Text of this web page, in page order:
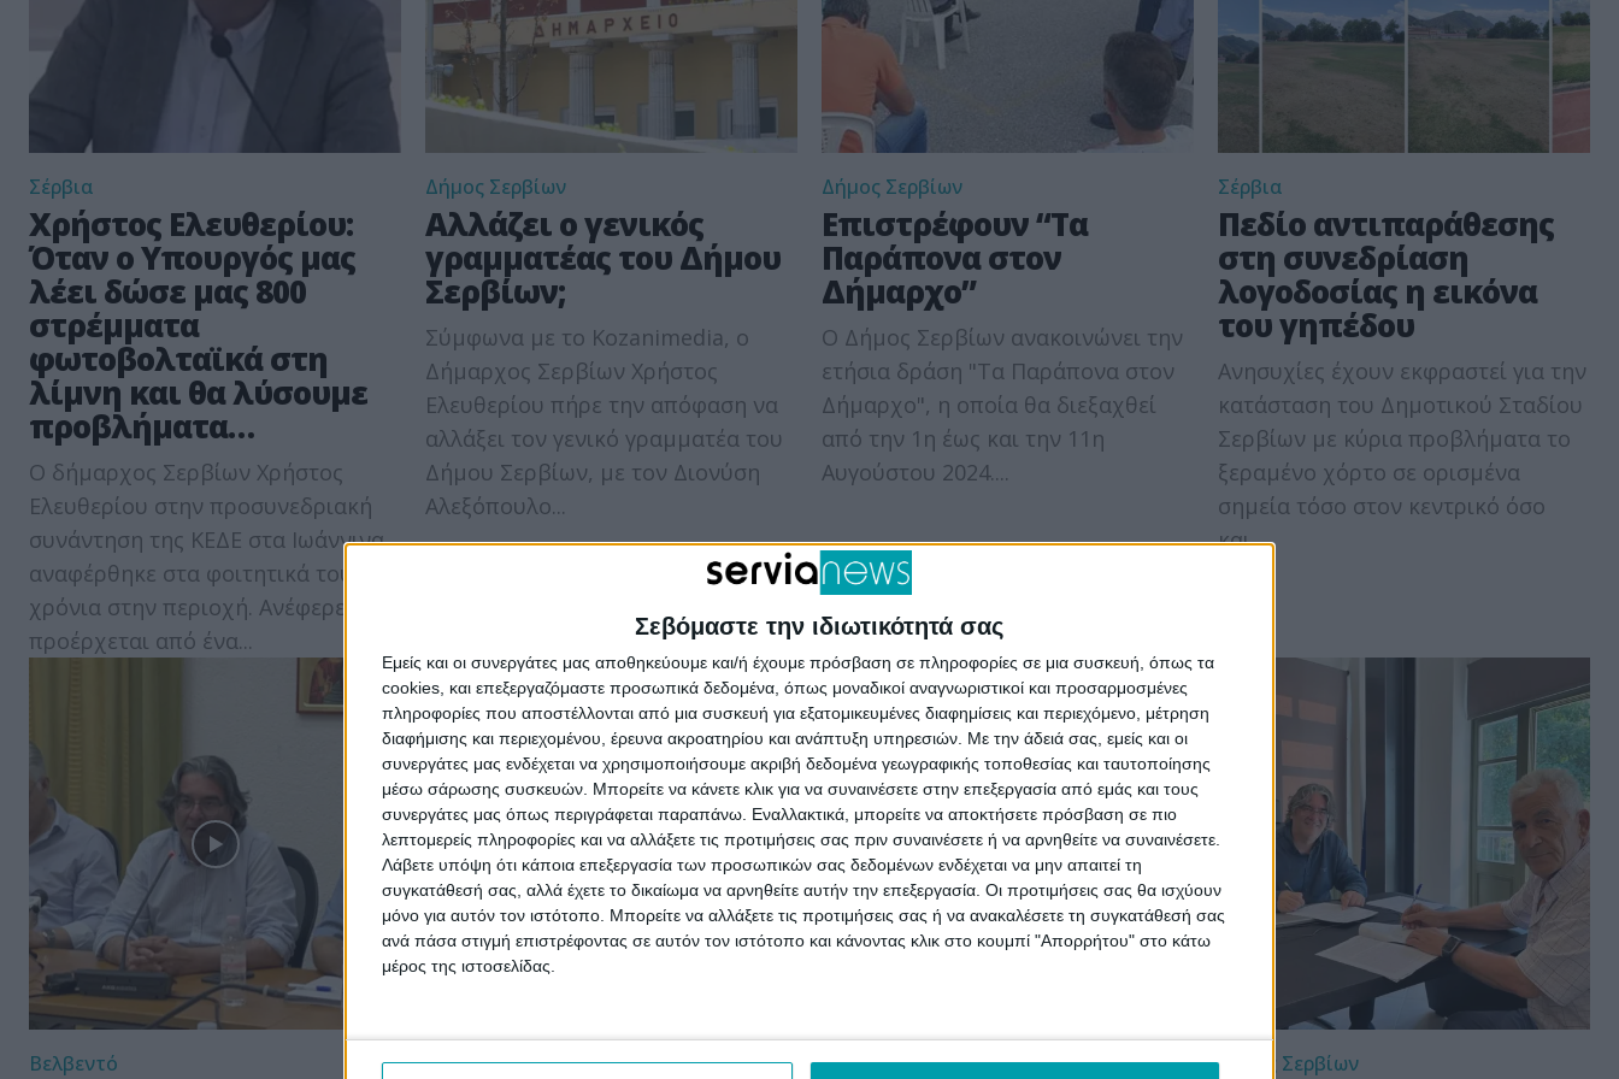
Σεβόμαστε την ιδιωτικότητά σας
Εμείς και οι συνεργάτες μας αποθηκεύουμε και/ή έχουμε πρόσβαση σε πληροφορίες σε μια συσκευή, όπως τα
cookies, και επεξεργαζόμαστε προσωπικά δεδομένα, όπως μοναδικοί αναγνωριστικοί και προσαρμοσμένες
πληροφορίες που αποστέλλονται από μια συσκευή για εξατομικευμένες διαφημίσεις και περιεχόμενο, μέτρηση
διαφήμισης και περιεχομένου, έρευνα ακροατηρίου και ανάπτυξη υπηρεσιών. Με την άδειά σας, εμείς και οι
συνεργάτες μας ενδέχεται να χρησιμοποιήσουμε ακριβή δεδομένα γεωγραφικής τοποθεσίας και ταυτοποίησης
μέσω σάρωσης συσκευών. Μπορείτε να κάνετε κλικ για να συναινέσετε στην επεξεργασία από εμάς και τους
συνεργάτες μας όπως περιγράφεται παραπάνω. Εναλλακτικά, μπορείτε να αποκτήσετε πρόσβαση σε πιο
λεπτομερείς πληροφορίες και να αλλάξετε τις προτιμήσεις σας πριν συναινέσετε ή να αρνηθείτε να συναινέσετε.
Λάβετε υπόψη ότι κάποια επεξεργασία των προσωπικών σας δεδομένων ενδέχεται να μην απαιτεί τη
συγκατάθεσή σας, αλλά έχετε το δικαίωμα να αρνηθείτε αυτήν την επεξεργασία. Οι προτιμήσεις σας θα ισχύουν
μόνο για αυτόν τον ιστότοπο. Μπορείτε να αλλάξετε τις προτιμήσεις σας ή να ανακαλέσετε τη συγκατάθεσή σας
ανά πάσα στιγμή επιστρέφοντας σε αυτόν τον ιστότοπο και κάνοντας κλικ στο κουμπί "Απορρήτου" στο κάτω
μέρος της ιστοσελίδας.
Σέρβια
Χρήστος Ελευθερίου:
Όταν ο Yπουργός μας
λέει δώσε μας 800
στρέμματα
φωτοβολταϊκά στη
λίμνη και θα λύσουμε
προβλήματα…
Ο δήμαρχος Σερβίων Χρήστος
Ελευθερίου στην προσυνεδριακή
συνάντηση της ΚΕΔΕ στα Ιωάννινα
αναφέρθηκε στα φοιτητικά του
χρόνια στην περιοχή. Ανέφερε ότι
προέρχεται από ένα...
Δήμος Σερβίων
Αλλάζει ο γενικός
γραμματέας του Δήμου
Σερβίων;
Σύμφωνα με το Kozanimedia, ο
Δήμαρχος Σερβίων Χρήστος
Ελευθερίου πήρε την απόφαση να
αλλάξει τον γενικό γραμματέα του
Δήμου Σερβίων, με τον Διονύση
Αλεξόπουλο...
Δήμος Σερβίων
Επιστρέφουν “Τα
Παράπονα στον
Δήμαρχο”
Ο Δήμος Σερβίων ανακοινώνει την
ετήσια δράση "Τα Παράπονα στον
Δήμαρχο", η οποία θα διεξαχθεί
από την 1η έως και την 11η
Αυγούστου 2024....
Σέρβια
Πεδίο αντιπαράθεσης
στη συνεδρίαση
λογοδοσίας η εικόνα
του γηπέδου
Ανησυχίες έχουν εκφραστεί για την
κατάσταση του Δημοτικού Σταδίου
Σερβίων με κύρια προβλήματα το
ξεραμένο χόρτο σε ορισμένα
σημεία τόσο στον κεντρικό όσο
και...
Βελβεντό Δήμος Σερβίων Δήμος Σερβίων Δήμος Σερβίων